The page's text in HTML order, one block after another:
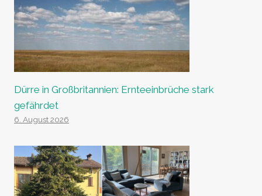
Dürre in Großbritannien: Ernteeinbrüche stark
gefährdet
6. August 2026